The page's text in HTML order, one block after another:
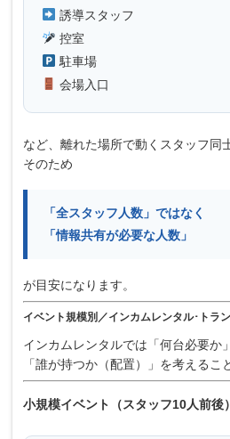
誘導スタッフ
控室
駐車場
会場入口
など、離れた場所で動くスタッフ同
そのため
「全スタッフ人数」ではなく
「情報共有が必要な人数」
が目安になります。
イベント規模別／インカムレンタル･トラ
インカムレンタルでは「何台必要か
「誰が持つか（配置）」を考えるこ
小規模イベント（スタッフ10人前後）